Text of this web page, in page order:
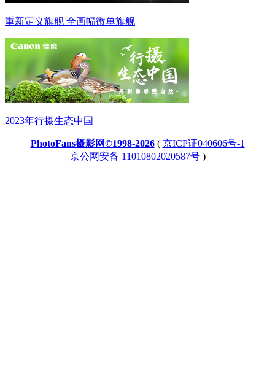
重新定义旗舰 全画幅微单旗舰
2023年行摄生态中国
PhotoFans摄影网©1998-2026( 京ICP证040606号-1
京公网安备 11010802020587号)